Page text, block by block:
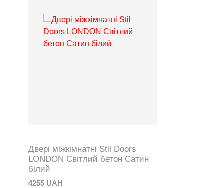
Двері міжкімнатні Stil Doors
LONDON Світлий бетон Сатин
білий
4255 UAH